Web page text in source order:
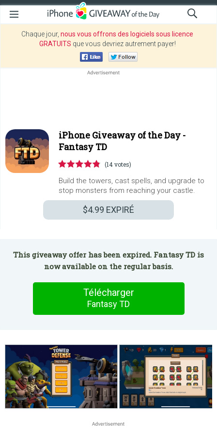
Chaque jour, nous vous offrons des logiciels sous licence
GRATUITS que vous devriez autrement payer!
iPhone Giveaway of the Day -
Fantasy TD
(14 votes)
Build the towers, cast spells, and upgrade to
stop monsters from reaching your castle.
$4.99 EXPIRÉ
This giveaway offer has been expired. Fantasy TD is
now available on the regular basis.
Télécharger
Fantasy TD